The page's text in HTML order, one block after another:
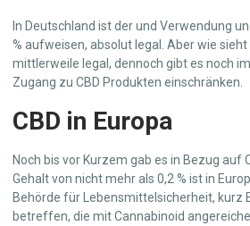
In Deutschland ist der und Verwendung
% aufweisen, absolut legal. Aber wie
mittlerweile legal, dennoch gibt es noch
Zugang zu CBD Produkten einschränken.
CBD in Europa
Noch bis vor Kurzem gab es in Bezug auf
Gehalt von nicht mehr als 0,2 % ist in
Behörde für Lebensmittelsicherheit, kurz
betreffen, die mit Cannabinoid